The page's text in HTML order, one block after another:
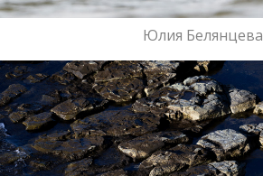
Юлия Белянцева